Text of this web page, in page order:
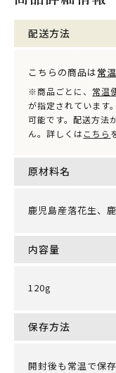
配送方法
こちらの商品は常
※商品ごとに、 常温
が指定されています
可能です。配送方法
ん。詳しくはこちら
原材料名
鹿児島産落花生、
内容量
120g
保存方法
開封後も常温で保